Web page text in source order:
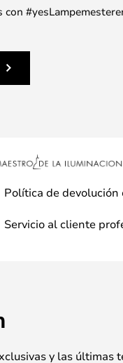
Política de devolución
Servicio al cliente
y las últimas